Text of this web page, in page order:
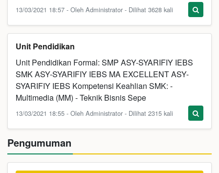
13/03/2021 18:57 - Oleh Administrator - Dilihat 3628 kali
Unit Pendidikan
Unit Pendidikan Formal: SMP ASY-SYARIFIY IEBS
SMK ASY-SYARIFIY IEBS MA EXCELLENT ASY-
SYARIFIY IEBS Kompetensi Keahlian SMK: -
Multimedia (MM) - Teknik Bisnis Sepe
13/03/2021 18:55 - Oleh Administrator - Dilihat 2315 kali
Pengumuman